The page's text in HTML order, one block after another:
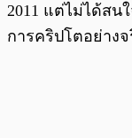
2011 แต่ไม่ได้สน
การคริปโตอย่าง